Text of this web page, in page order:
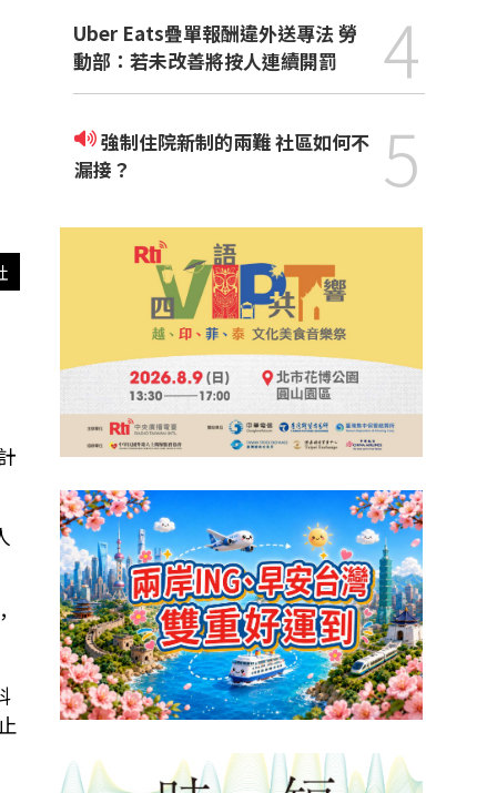
Uber Eats疊單報酬違外送專法 勞
動部：若未改善將按人連續開罰
4
強制住院新制的兩難 社區如何不
漏接？
5